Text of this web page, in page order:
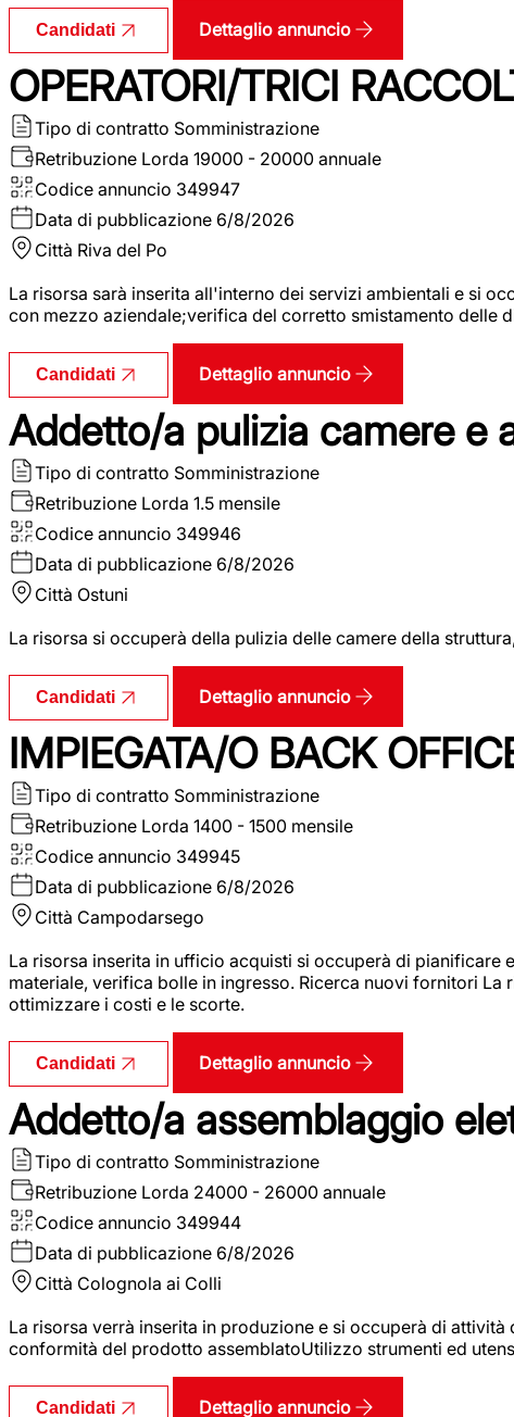
Candidati Dettaglio annuncio
OPERATORI/TRICI
Tipo di contratto Somministrazione
Retribuzione Lorda 19000 - 20000 annuale
Codice annuncio 349947
Data di pubblicazione 6/8/2026
Città Riva del Po
La risorsa sarà inserita all'interno dei servizi ambientali e si
con mezzo aziendale;verifica del corretto smistamento delle
Candidati Dettaglio annuncio
Addetto/a pulizia camere e
Tipo di contratto Somministrazione
Retribuzione Lorda 1.5 mensile
Codice annuncio 349946
Data di pubblicazione 6/8/2026
Città Ostuni
La risorsa si occuperà della pulizia delle camere della
Candidati Dettaglio annuncio
IMPIEGATA/O BACK
Tipo di contratto Somministrazione
Retribuzione Lorda 1400 - 1500 mensile
Codice annuncio 349945
Data di pubblicazione 6/8/2026
Città Campodarsego
La risorsa inserita in ufficio acquisti si occuperà di
materiale, verifica bolle in ingresso. Ricerca nuovi fornitori
ottimizzare i costi e le scorte.
Candidati Dettaglio annuncio
Addetto/a assemblaggio
Tipo di contratto Somministrazione
Retribuzione Lorda 24000 - 26000 annuale
Codice annuncio 349944
Data di pubblicazione 6/8/2026
Città Colognola ai Colli
La risorsa verrà inserita in produzione e si occuperà di
conformità del prodotto assemblatoUtilizzo strumenti ed
Candidati Dettaglio annuncio